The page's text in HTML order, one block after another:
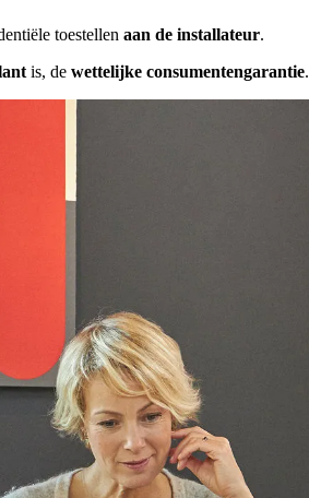
toestellen aan de installateur.
is, de wettelijke consumentengarantie.